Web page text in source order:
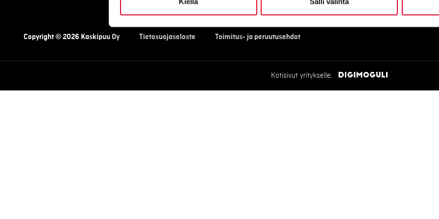
Copyright © 2026 Kaskipuu Oy Tietosuojaseloste Toimitus- ja peruutusehdot
Kotisivut yritykselle: